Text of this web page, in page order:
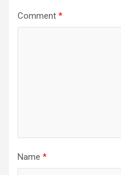
Comment *
Name *